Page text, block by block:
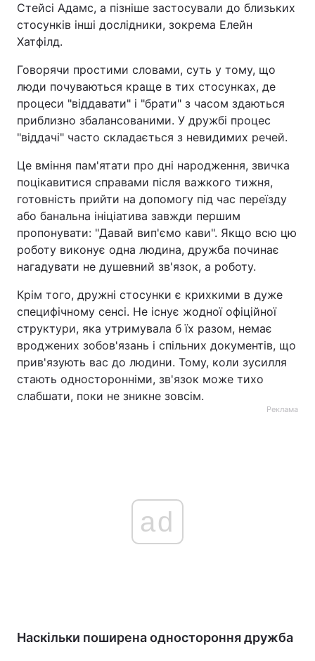
Стейсі Адамс, а пізніше застосували до близьких
стосунків інші дослідники, зокрема Елейн
Хатфілд.
Говорячи простими словами, суть у тому, що
люди почуваються краще в тих стосунках, де
процеси "віддавати" і "брати" з часом здаються
приблизно збалансованими. У дружбі процес
"віддачі" часто складається з невидимих речей.
Це вміння пам'ятати про дні народження, звичка
поцікавитися справами після важкого тижня,
готовність прийти на допомогу під час переїзду
або банальна ініціатива завжди першим
пропонувати: "Давай вип'ємо кави". Якщо всю цю
роботу виконує одна людина, дружба починає
нагадувати не душевний зв'язок, а роботу.
Крім того, дружні стосунки є крихкими в дуже
специфічному сенсі. Не існує жодної офіційної
структури, яка утримувала б їх разом, немає
вроджених зобов'язань і спільних документів, що
прив'язують вас до людини. Тому, коли зусилля
стають односторонніми, зв'язок може тихо
слабшати, поки не зникне зовсім.
Реклама
ad
Наскільки поширена одностороння дружба